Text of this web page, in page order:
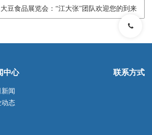
豆食品展览会：“江大张”团队欢迎您的到来
中心
闻
动态
联系方式